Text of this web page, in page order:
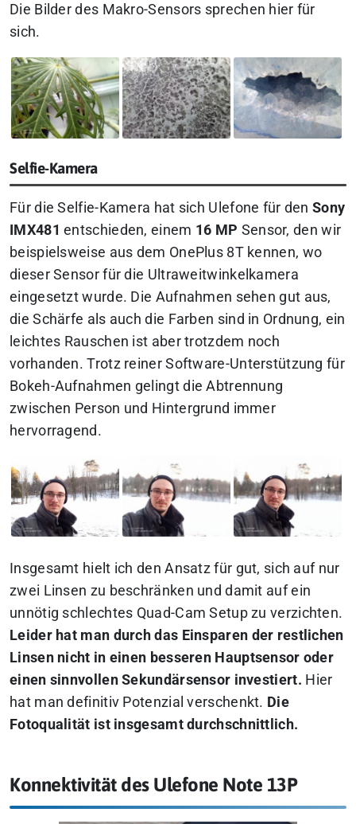
Die Bilder des Makro-Sensors sprechen hier für
sich.
Selfie-Kamera
Für die Selfie-Kamera hat sich Ulefone für denSony
IMX481 entschieden, einem 16 MP Sensor, den wir
beispielsweise aus dem OnePlus 8T kennen, wo
dieser Sensor für die Ultraweitwinkelkamera
eingesetzt wurde. Die Aufnahmen sehen gut aus,
die Schärfe als auch die Farben sind in Ordnung, ein
leichtes Rauschen ist aber trotzdem noch
vorhanden. Trotz reiner Software-Unterstützung für
Bokeh-Aufnahmen gelingt die Abtrennung
zwischen Person und Hintergrund immer
hervorragend.
Insgesamt hielt ich den Ansatz für gut, sich auf nur
zwei Linsen zu beschränken und damit auf ein
unnötig schlechtes Quad-Cam Setup zu verzichten.
Leider hat man durch das Einsparen der restlichen
Linsen nicht in einen besseren Hauptsensor oder
einen sinnvollen Sekundärsensor investiert. Hier
hat man definitiv Potenzial verschenkt. Die
Fotoqualität ist insgesamt durchschnittlich.
Konnektivität des Ulefone Note 13P